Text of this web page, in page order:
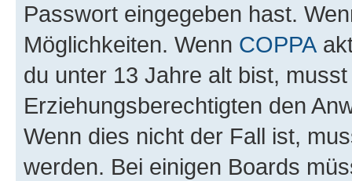
Passwort eingegeben hast.
Möglichkeiten. Wenn COPPA
du unter 13 Jahre alt bist,
Erziehungsberechtigten den
Wenn dies nicht der Fall ist,
werden. Bei einigen Boards